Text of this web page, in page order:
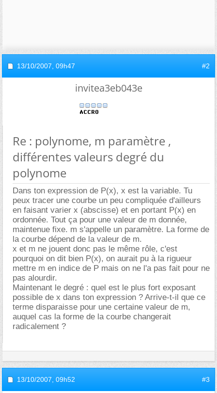
13/10/2007, 09h47 #2
invitea3eb043e
Re : polynome, m paramètre ,
différentes valeurs degré du
polynome
Dans ton expression de P(x), x est la variable. Tu
peux tracer une courbe un peu compliquée d'ailleurs
en faisant varier x (abscisse) et en portant P(x) en
ordonnée. Tout ça pour une valeur de m donnée,
maintenue fixe. m s'appelle un paramètre. La forme de
la courbe dépend de la valeur de m.
x et m ne jouent donc pas le même rôle, c'est
pourquoi on dit bien P(x), on aurait pu à la rigueur
mettre m en indice de P mais on ne l'a pas fait pour ne
pas alourdir.
Maintenant le degré : quel est le plus fort exposant
possible de x dans ton expression ? Arrive-t-il que ce
terme disparaisse pour une certaine valeur de m,
auquel cas la forme de la courbe changerait
radicalement ?
13/10/2007, 09h52 #3